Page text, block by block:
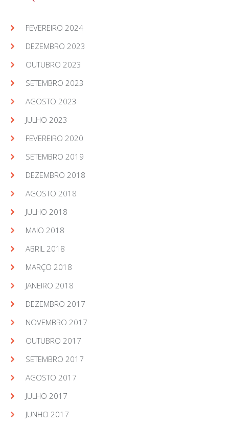
FEVEREIRO 2024
DEZEMBRO 2023
OUTUBRO 2023
SETEMBRO 2023
AGOSTO 2023
JULHO 2023
FEVEREIRO 2020
SETEMBRO 2019
DEZEMBRO 2018
AGOSTO 2018
JULHO 2018
MAIO 2018
ABRIL 2018
MARÇO 2018
JANEIRO 2018
DEZEMBRO 2017
NOVEMBRO 2017
OUTUBRO 2017
SETEMBRO 2017
AGOSTO 2017
JULHO 2017
JUNHO 2017